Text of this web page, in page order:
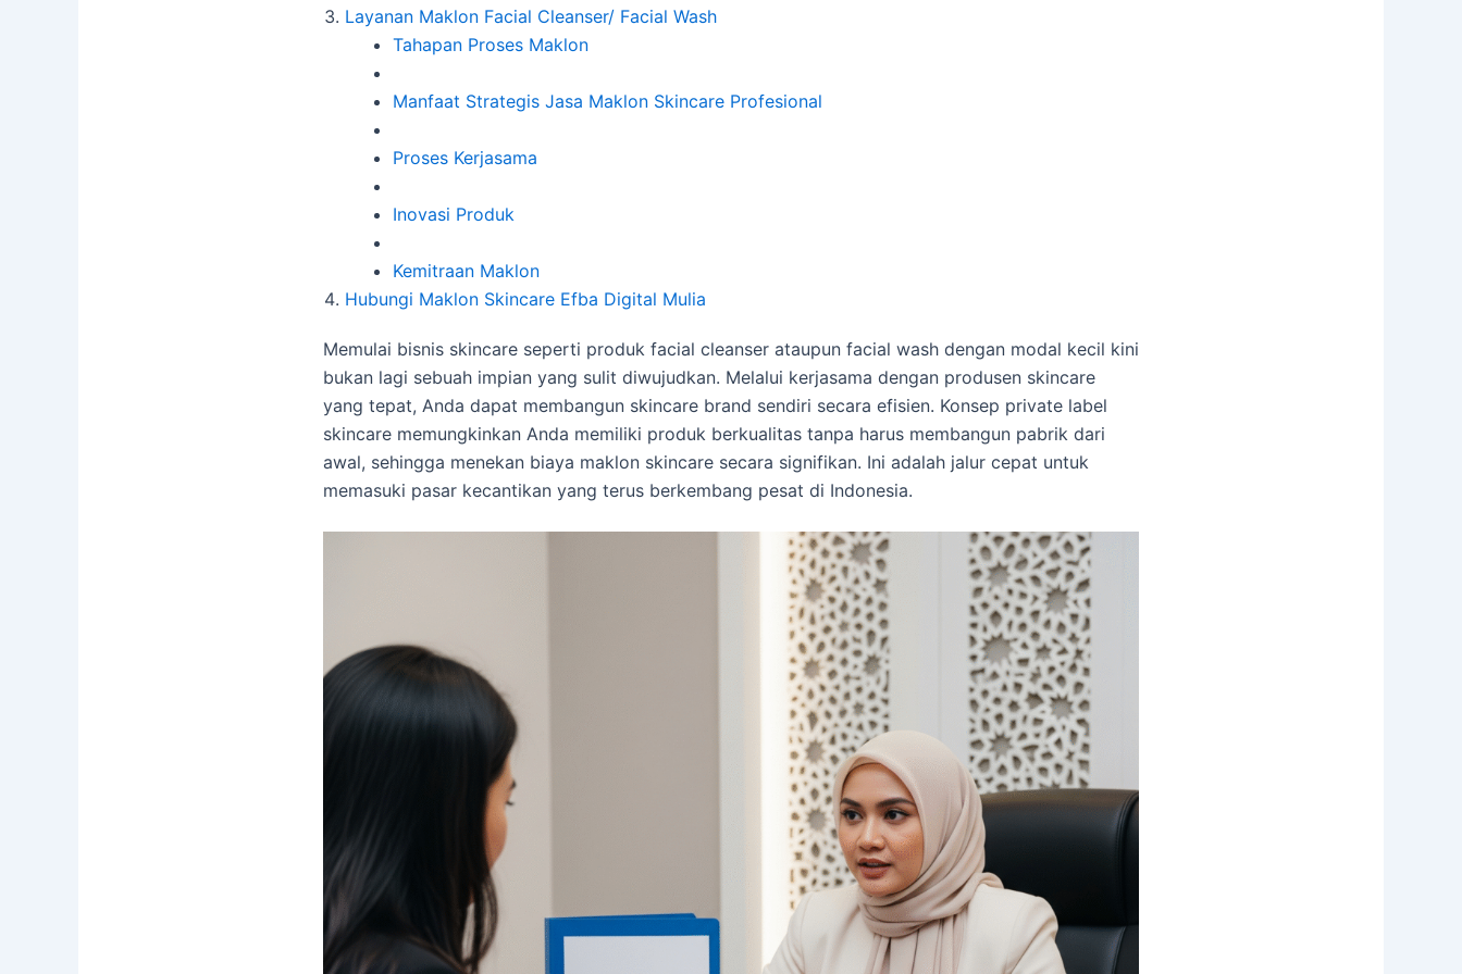
Layanan Maklon Facial Cleanser/ Facial Wash
Tahapan Proses Maklon
Manfaat Strategis Jasa Maklon Skincare Profesional
Proses Kerjasama
Inovasi Produk
Kemitraan Maklon
Hubungi Maklon Skincare Efba Digital Mulia
Memulai bisnis skincare seperti produk facial cleanser ataupun facial wash dengan modal kecil kini
bukan lagi sebuah impian yang sulit diwujudkan. Melalui kerjasama dengan produsen skincare
yang tepat, Anda dapat membangun skincare brand sendiri secara efisien. Konsep private label
skincare memungkinkan Anda memiliki produk berkualitas tanpa harus membangun pabrik dari
awal, sehingga menekan biaya maklon skincare secara signifikan. Ini adalah jalur cepat untuk
memasuki pasar kecantikan yang terus berkembang pesat di Indonesia.